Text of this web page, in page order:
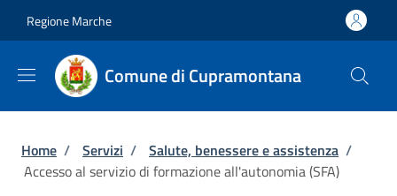
Regione Marche
Comune di Cupramontana
Briciole di pane
Home / Servizi / Salute, benessere e assistenza /
Accesso al servizio di formazione all'autonomia (SFA)